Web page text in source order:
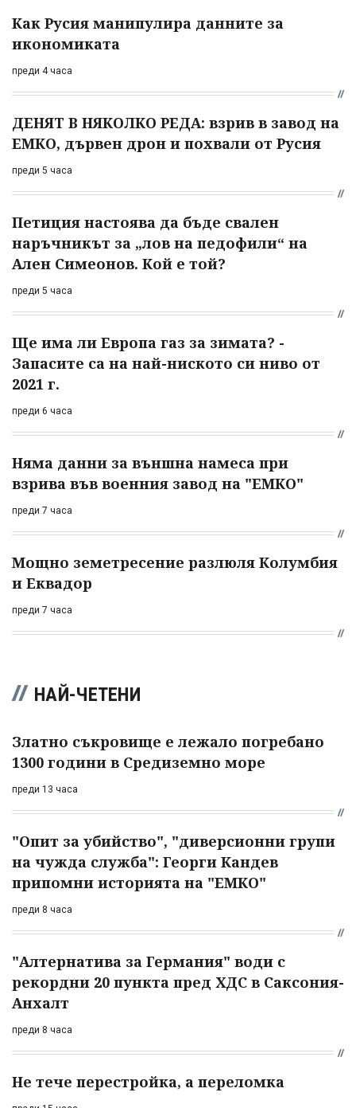
Как Русия манипулира данните за
икономиката
преди 4 часа
ДЕНЯТ В НЯКОЛКО РЕДА: взрив в завод на
ЕМКО, дървен дрон и похвали от Русия
преди 5 часа
Петиция настоява да бъде свален
наръчникът за „лов на педофили“ на
Ален Симеонов. Кой е той?
преди 5 часа
Ще има ли Европа газ за зимата? -
Запасите са на най-ниското си ниво от
2021 г.
преди 6 часа
Няма данни за външна намеса при
взрива във военния завод на "ЕМКО"
преди 7 часа
Мощно земетресение разлюля Колумбия
и Еквадор
преди 7 часа
НАЙ-ЧЕТЕНИ
Златно съкровище е лежало погребано
1300 години в Средиземно море
преди 13 часа
"Опит за убийство", "диверсионни групи
на чужда служба": Георги Кандев
припомни историята на "ЕМКО"
преди 8 часа
"Алтернатива за Германия" води с
рекордни 20 пункта пред ХДС в Саксония-
Анхалт
преди 8 часа
Не тече перестройка, а переломка